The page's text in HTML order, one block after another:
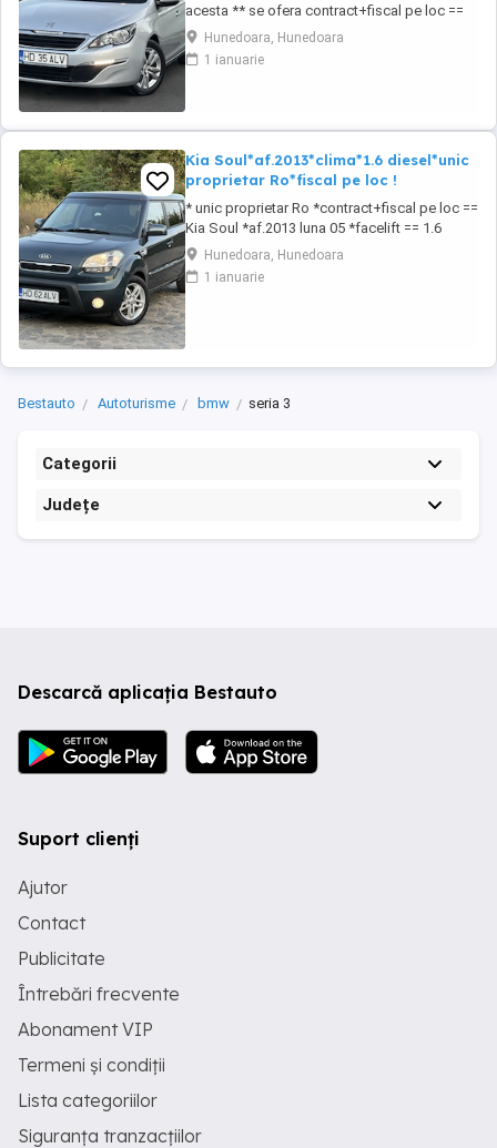
acesta ** se ofera contract+fiscal pe loc ==
Peugeot 308 - hatchback *af.2017 luna diesel
*unic proprietar pe brif in Germania ==
BONUS! 4 cauciucuri noi de iarna+4 jante de
Hunedoara, Hunedoara
1 ianuarie
Kia Soul*af.2013*clima*1.6 diesel*unic
proprietar Ro*fiscal pe loc !
* unic proprietar Ro *contract+fiscal pe loc ==
Kia Soul *af.2013 luna 05 *facelift == 1.6
diesel CRDI 16 valve *unic proprietar pe brif
== auto de nefumator *85 kw 116 cp *euro 5
== km:224.968 *cauciucuri noi de iarna ==
Hunedoara, Hunedoara
1 ianuarie
Bestauto Autoturisme bmw seria 3
Categorii
Județe
Descarcă aplicația Bestauto
Suport clienți
Ajutor
Contact
Publicitate
Întrebări frecvente
Abonament VIP
Termeni și condiții
Lista categoriilor
Siguranța tranzacțiilor